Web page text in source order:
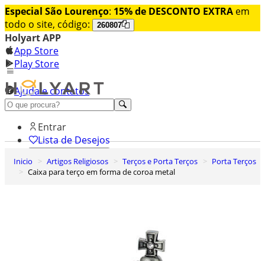
Especial São Lourenço: 15% de DESCONTO EXTRA em
todo o site, código:
260807
Holyart APP
App Store
Play Store
Ajuda e contatos
Conheça premium
Entrar
Lista de Desejos
0
Carrinho de Compras
Inicio Artigos Religiosos Terços e Porta Terços
Porta Terços
Caixa para terço em forma de coroa metal